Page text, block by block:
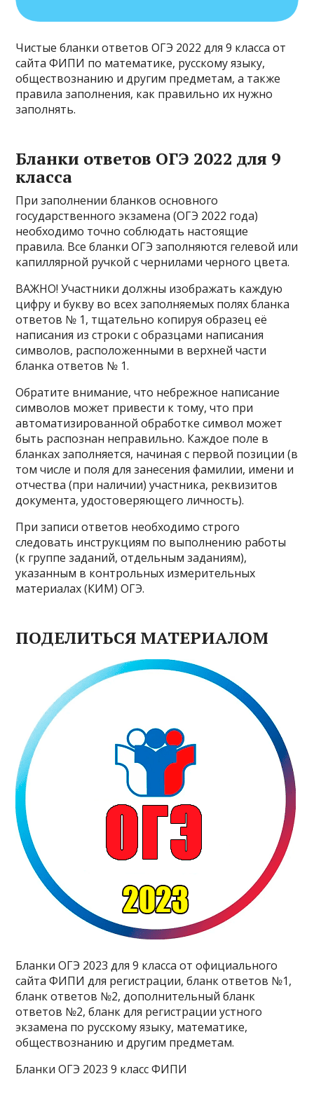
Чистые бланки ответов ОГЭ 2022 для 9 класса от
сайта ФИПИ по математике, русскому языку,
обществознанию и другим предметам, а также
правила заполнения, как правильно их нужно
заполнять.
Бланки ответов ОГЭ 2022 для 9
класса
При заполнении бланков основного
государственного экзамена (ОГЭ 2022 года)
необходимо точно соблюдать настоящие
правила. Все бланки ОГЭ заполняются гелевой или
капиллярной ручкой с чернилами черного цвета.
ВАЖНО! Участники должны изображать каждую
цифру и букву во всех заполняемых полях бланка
ответов № 1, тщательно копируя образец её
написания из строки с образцами написания
символов, расположенными в верхней части
бланка ответов № 1.
Обратите внимание, что небрежное написание
символов может привести к тому, что при
автоматизированной обработке символ может
быть распознан неправильно. Каждое поле в
бланках заполняется, начиная с первой позиции (в
том числе и поля для занесения фамилии, имени и
отчества (при наличии) участника, реквизитов
документа, удостоверяющего личность).
При записи ответов необходимо строго
следовать инструкциям по выполнению работы
(к группе заданий, отдельным заданиям),
указанным в контрольных измерительных
материалах (КИМ) ОГЭ.
ПОДЕЛИТЬСЯ МАТЕРИАЛОМ
Бланки ОГЭ 2023 для 9 класса от официального
сайта ФИПИ для регистрации, бланк ответов №1,
бланк ответов №2, дополнительный бланк
ответов №2, бланк для регистрации устного
экзамена по русскому языку, математике,
обществознанию и другим предметам.
Бланки ОГЭ 2023 9 класс ФИПИ